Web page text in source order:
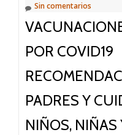
Sin comentarios
POR COVID19
PADRES Y
NIÑOS, NIÑAS